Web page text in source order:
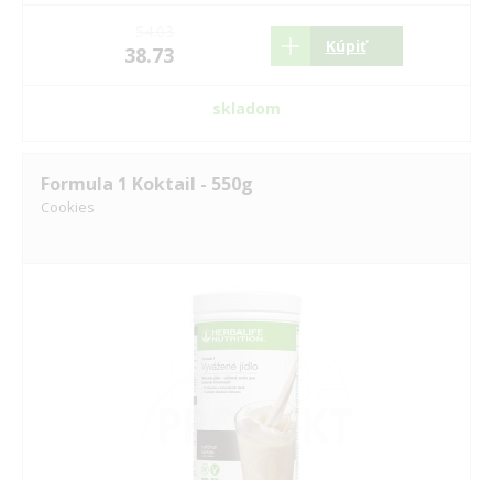
38.73 Kúpiť
skladom
Formula 1 Koktail - 550g
Cookies